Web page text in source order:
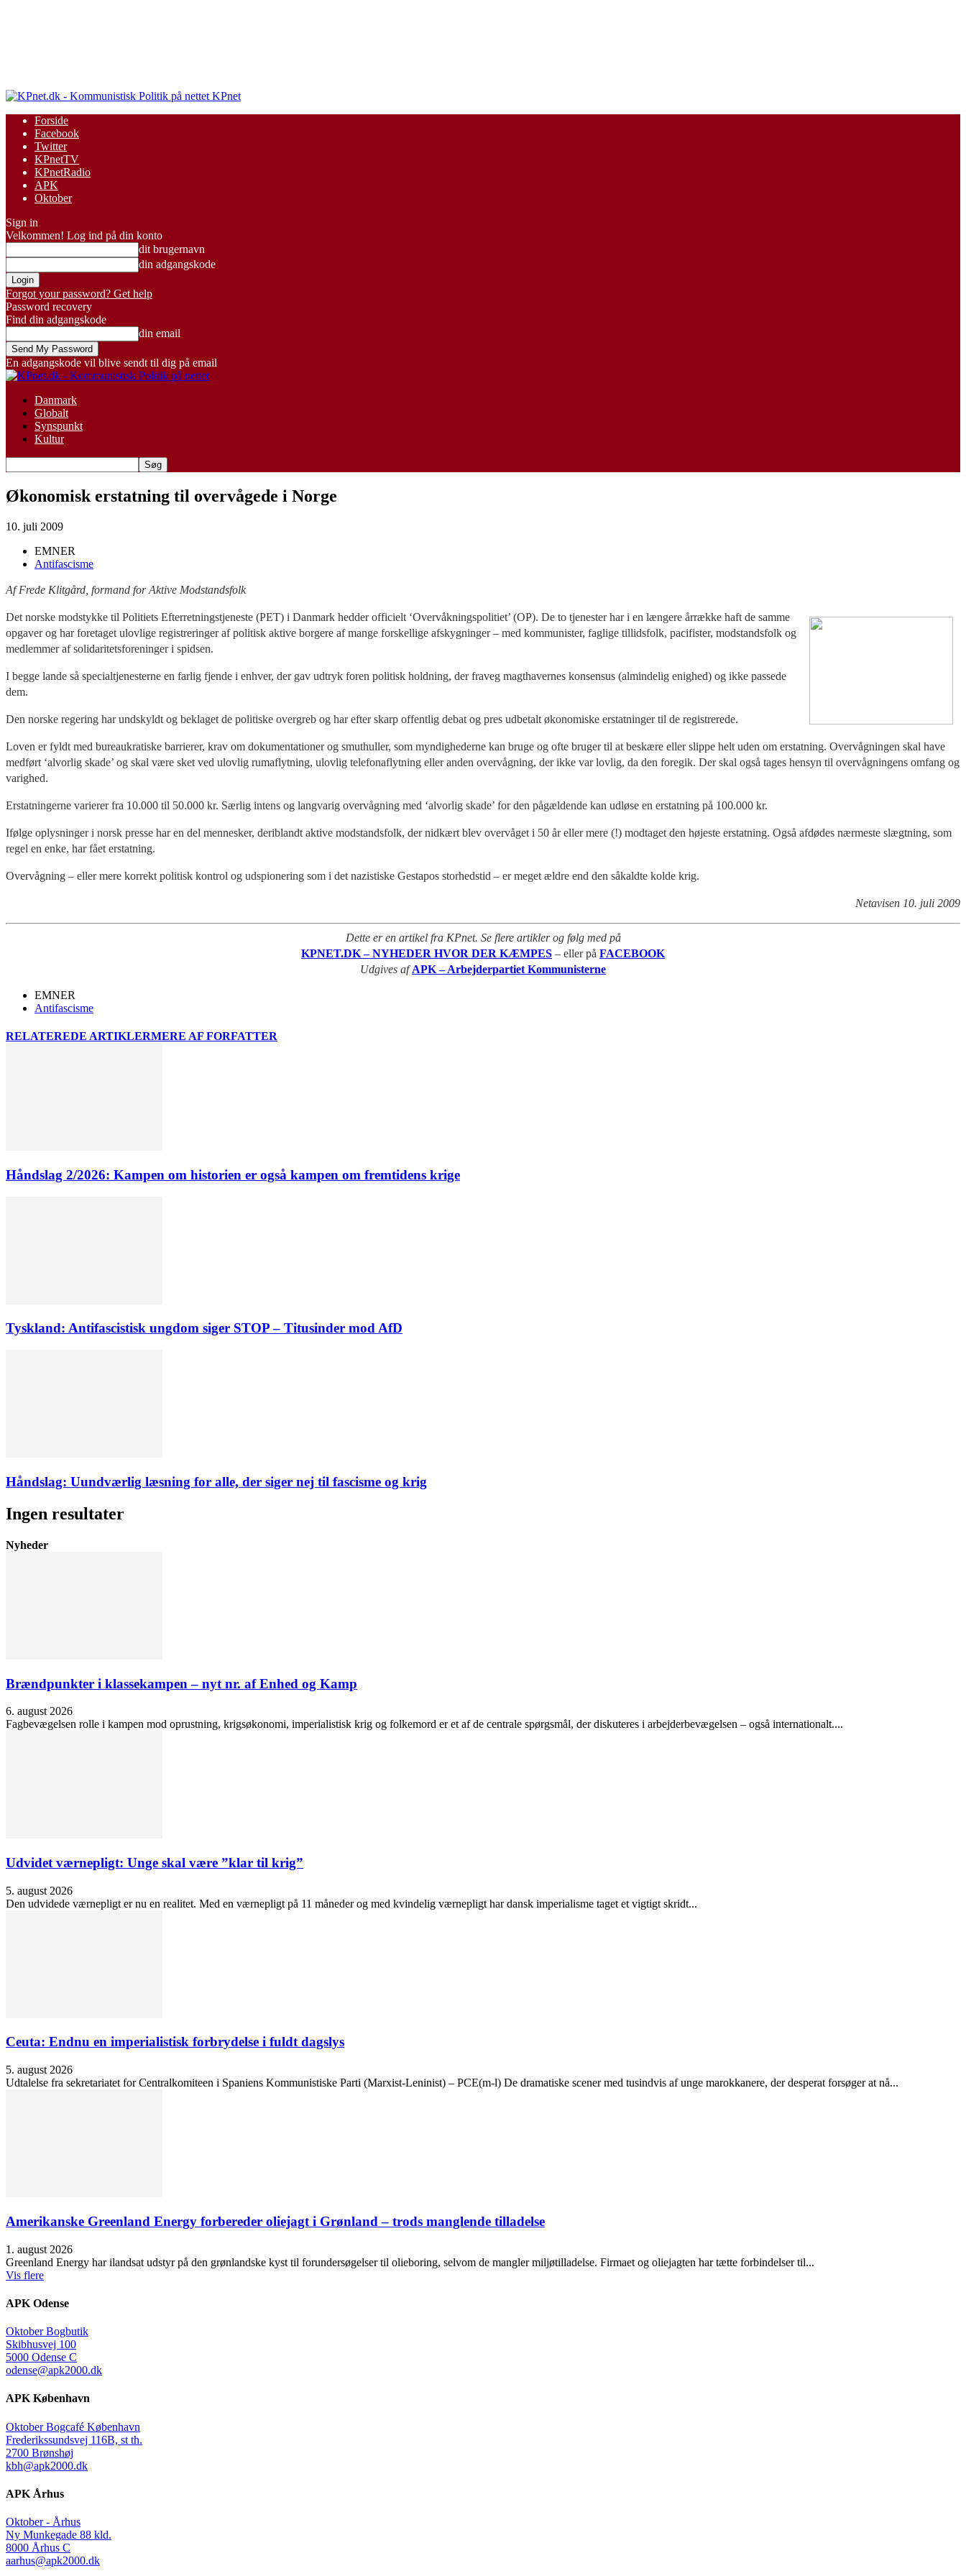
KPnet
Forside
Facebook
Twitter
KPnetTV
KPnetRadio
APK
Oktober
Sign in
Velkommen! Log ind på din konto
dit brugernavn
din adgangskode
Forgot your password? Get help
Password recovery
Find din adgangskode
din email
En adgangskode vil blive sendt til dig på email
Danmark
Globalt
Synspunkt
Kultur
Økonomisk erstatning til overvågede i Norge
10. juli 2009
EMNER
Antifascisme
Af Frede Klitgård, formand for Aktive Modstandsfolk
Det norske modstykke til Politiets Efterretningstjeneste (PET) i Danmark hedder officielt ‘Overvåkningspolitiet’ (OP). De to tjenester har i en længere årrække haft de samme
opgaver og har foretaget ulovlige registreringer af politisk aktive borgere af mange forskellige afskygninger – med kommunister, faglige tillidsfolk, pacifister, modstandsfolk og
medlemmer af solidaritetsforeninger i spidsen.
I begge lande så specialtjenesterne en farlig fjende i enhver, der gav udtryk foren politisk holdning, der fraveg magthavernes konsensus (almindelig enighed) og ikke passede
dem.
Den norske regering har undskyldt og beklaget de politiske overgreb og har efter skarp offentlig debat og pres udbetalt økonomiske erstatninger til de registrerede.
Loven er fyldt med bureaukratiske barrierer, krav om dokumentationer og smuthuller, som myndighederne kan bruge og ofte bruger til at beskære eller slippe helt uden om erstatning. Overvågningen skal have
medført ‘alvorlig skade’ og skal være sket ved ulovlig rumaflytning, ulovlig telefonaflytning eller anden overvågning, der ikke var lovlig, da den foregik. Der skal også tages hensyn til overvågningens omfang og
varighed.
Erstatningerne varierer fra 10.000 til 50.000 kr. Særlig intens og langvarig overvågning med ‘alvorlig skade’ for den pågældende kan udløse en erstatning på 100.000 kr.
Ifølge oplysninger i norsk presse har en del mennesker, deriblandt aktive modstandsfolk, der nidkært blev overvåget i 50 år eller mere (!) modtaget den højeste erstatning. Også afdødes nærmeste slægtning, som
regel en enke, har fået erstatning.
Overvågning – eller mere korrekt politisk kontrol og udspionering som i det nazistiske Gestapos storhedstid – er meget ældre end den såkaldte kolde krig.
Netavisen 10. juli 2009
Dette er en artikel fra KPnet. Se flere artikler og følg med på
KPNET.DK – NYHEDER HVOR DER KÆMPES – eller på FACEBOOK
Udgives afAPK – Arbejderpartiet Kommunisterne
EMNER
Antifascisme
RELATEREDE ARTIKLERMERE AF FORFATTER
Håndslag 2/2026: Kampen om historien er også kampen om fremtidens krige
Tyskland: Antifascistisk ungdom siger STOP – Titusinder mod AfD
Håndslag: Uundværlig læsning for alle, der siger nej til fascisme og krig
Ingen resultater
Nyheder
Brændpunkter i klassekampen – nyt nr. af Enhed og Kamp
6. august 2026
Fagbevægelsen rolle i kampen mod oprustning, krigsøkonomi, imperialistisk krig og folkemord er et af de centrale spørgsmål, der diskuteres i arbejderbevægelsen – også internationalt....
Udvidet værnepligt: Unge skal være ”klar til krig”
5. august 2026
Den udvidede værnepligt er nu en realitet. Med en værnepligt på 11 måneder og med kvindelig værnepligt har dansk imperialisme taget et vigtigt skridt...
Ceuta: Endnu en imperialistisk forbrydelse i fuldt dagslys
5. august 2026
Udtalelse fra sekretariatet for Centralkomiteen i Spaniens Kommunistiske Parti (Marxist-Leninist) – PCE(m-l) De dramatiske scener med tusindvis af unge marokkanere, der desperat forsøger at nå...
Amerikanske Greenland Energy forbereder oliejagt i Grønland – trods manglende tilladelse
1. august 2026
Greenland Energy har ilandsat udstyr på den grønlandske kyst til forundersøgelser til olieboring, selvom de mangler miljøtilladelse. Firmaet og oliejagten har tætte forbindelser til...
Vis flere
APK Odense
Oktober Bogbutik
Skibhusvej 100
5000 Odense C
odense@apk2000.dk
APK København
Oktober Bogcafé København
Frederikssundsvej 116B, st th.
2700 Brønshøj
kbh@apk2000.dk
APK Århus
Oktober - Århus
Ny Munkegade 88 kld.
8000 Århus C
aarhus@apk2000.dk